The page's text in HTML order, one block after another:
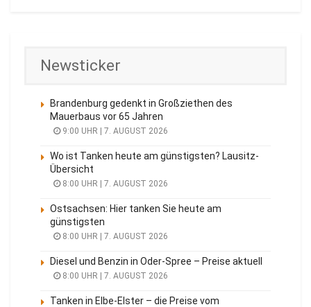
Newsticker
Brandenburg gedenkt in Großziethen des
Mauerbaus vor 65 Jahren
9:00 UHR | 7. AUGUST 2026
Wo ist Tanken heute am günstigsten? Lausitz-
Übersicht
8:00 UHR | 7. AUGUST 2026
Ostsachsen: Hier tanken Sie heute am
günstigsten
8:00 UHR | 7. AUGUST 2026
Diesel und Benzin in Oder-Spree – Preise aktuell
8:00 UHR | 7. AUGUST 2026
Tanken in Elbe-Elster – die Preise vom